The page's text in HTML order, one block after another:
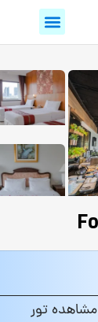
مشاهده تور